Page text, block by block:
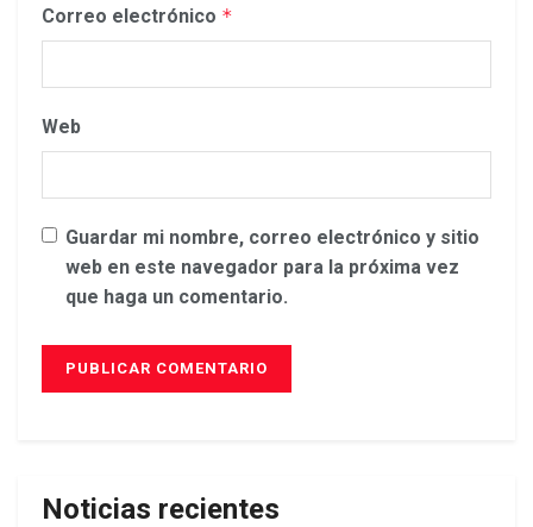
Correo electrónico *
Web
Guardar mi nombre, correo electrónico y sitio
web en este navegador para la próxima vez
que haga un comentario.
Noticias recientes